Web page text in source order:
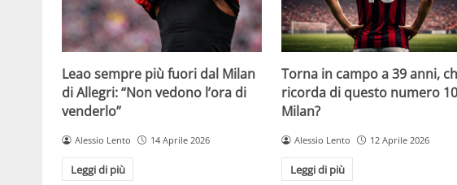
Leao sempre più fuori dal Milan
di Allegri: “Non vedono l’ora di
venderlo”
Alessio Lento 14 Aprile 2026
Leggi di più
Torna in campo a 39 anni,
ricorda di questo numero
Milan?
Alessio Lento 12 Aprile 2026
Leggi di più